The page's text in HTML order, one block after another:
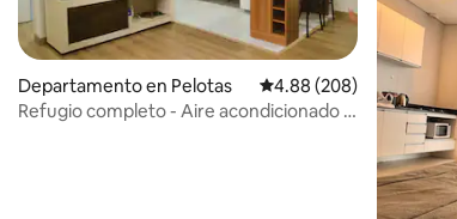
Departamento en Pelotas Calificación promedio:
4.88 (208)
Refugio completo - Aire acondicionado -